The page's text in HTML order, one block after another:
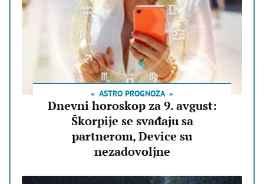
ASTRO PROGNOZA
Dnevni horoskop za 9. avgust:
Škorpije se svađaju sa
partnerom, Device su
nezadovoljne